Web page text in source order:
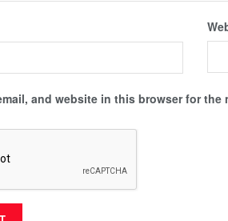
and website in this browser for the